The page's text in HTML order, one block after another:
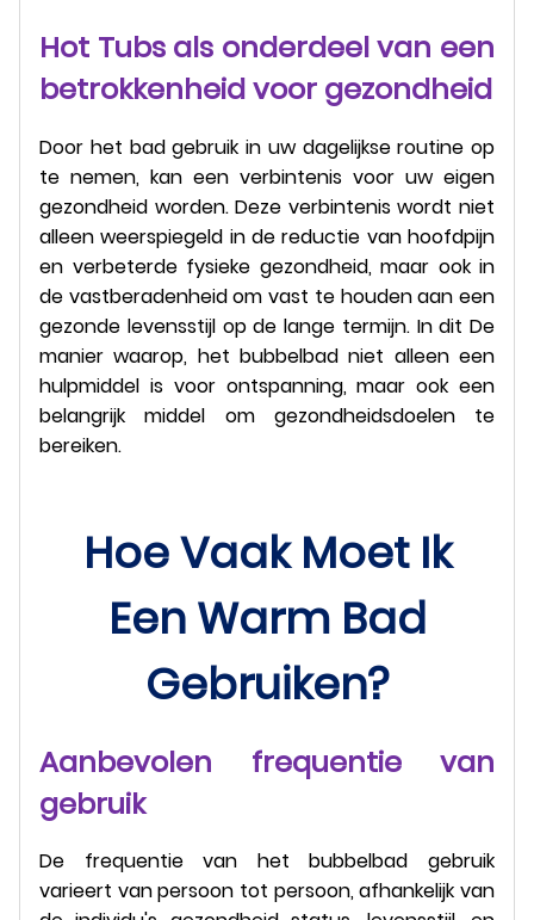
Hot Tubs als onderdeel van een
betrokkenheid voor gezondheid
Door het bad gebruik in uw dagelijkse routine op
te nemen, kan een verbintenis voor uw eigen
gezondheid worden. Deze verbintenis wordt niet
alleen weerspiegeld in de reductie van hoofdpijn
en verbeterde fysieke gezondheid, maar ook in
de vastberadenheid om vast te houden aan een
gezonde levensstijl op de lange termijn. In dit De
manier waarop, het bubbelbad niet alleen een
hulpmiddel is voor ontspanning, maar ook een
belangrijk middel om gezondheidsdoelen te
bereiken.
Hoe Vaak Moet Ik
Een Warm Bad
Gebruiken?
Aanbevolen frequentie van
gebruik
De frequentie van het bubbelbad gebruik
varieert van persoon tot persoon, afhankelijk van